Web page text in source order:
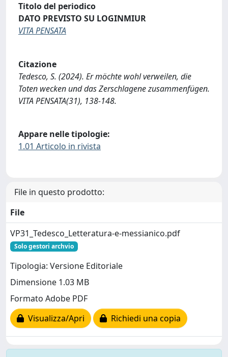
Titolo del periodico
DATO PREVISTO SU LOGINMIUR
VITA PENSATA
Citazione
Tedesco, S. (2024). Er möchte wohl verweilen, die
Toten wecken und das Zerschlagene zusammenfügen.
VITA PENSATA(31), 138-148.
Appare nelle tipologie:
1.01 Articolo in rivista
File in questo prodotto:
File
VP31_Tedesco_Letteratura-e-messianico.pdf
Solo gestori archvio
Tipologia: Versione Editoriale
Dimensione 1.03 MB
Formato Adobe PDF
Visualizza/Apri
Richiedi una copia